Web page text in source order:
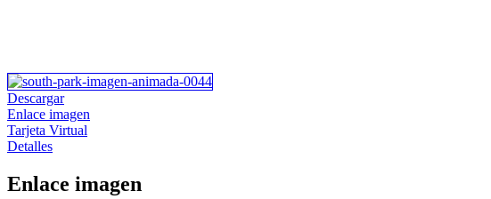
Descargar
Enlace imagen
Tarjeta Virtual
Detalles
Enlace imagen